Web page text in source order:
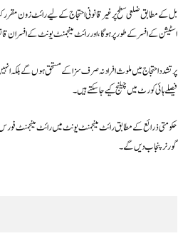
بل کے مطابق ضلعی سطح پر غیر قانونی احتجاج کے لیے رائٹ زون مقرر
اسٹیشن کے افسر کے طور پر ہوگا، اور رائٹ مینجمنٹ یونٹ کے افسران
پرتشدد احتجاج میں ملوث افراد نہ صرف سزا کے مستحق ہوں گے بلکہ
فیصلے ہائی کورٹ میں چیلنج کیے جا سکتے ہیں۔
حکومتی ذرائع کے مطابق رائٹ مینجمنٹ یونٹ میں رائٹ مینجمنٹ
گورنر پنجاب دیں گے۔